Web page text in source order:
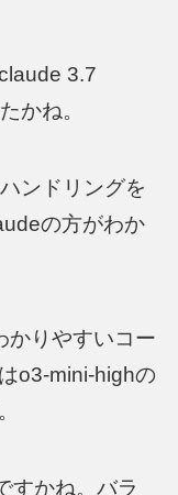
3.7
かね。
ンドリングを
の方がわか
かりやすいコー
o3-mini-highの
すかね。バラ